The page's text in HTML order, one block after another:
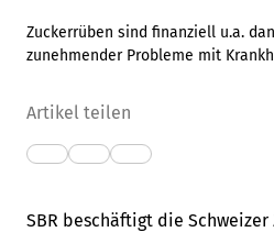
Zuckerrüben sind finanziell u.a.
zunehmender Probleme mit
Artikel teilen
SBR beschäftigt die